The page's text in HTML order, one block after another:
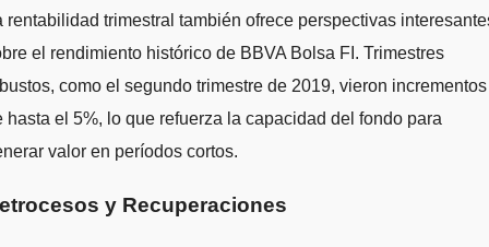
rentabilidad trimestral también ofrece perspectivas
el rendimiento histórico de BBVA Bolsa FI. Trimestres
como el segundo trimestre de 2019, vieron incrementos
hasta el 5%, lo que refuerza la capacidad del fondo para
valor en períodos cortos.
y Recuperaciones